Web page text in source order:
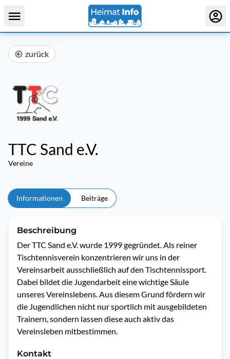
zurück
TTC Sand e.V.
Vereine
Informationen Beiträge
Beschreibung
Der TTC Sand e.V. wurde 1999 gegründet. Als reiner
Tischtennisverein konzentrieren wir uns in der
Vereinsarbeit ausschließlich auf den Tischtennissport.
Dabei bildet die Jugendarbeit eine wichtige Säule
unseres Vereinslebens. Aus diesem Grund fördern wir
die Jugendlichen nicht nur sportlich mit ausgebildeten
Trainern, sondern lassen diese auch aktiv das
Vereinsleben mitbestimmen.
Kontakt